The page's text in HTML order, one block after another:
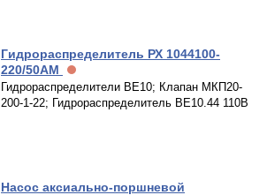
Гидрораспределитель РХ 1044100-
220/50АМ
Гидрораспределители ВЕ10; Клапан МКП20-
200-1-22; Гидрораспределитель ВЕ10.44 110В
Насос аксиально-поршневой